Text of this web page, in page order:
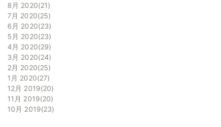
8月 2020 21
7月 2020 25
6月 2020 23
5月 2020 23
4月 2020 29
3月 2020 24
2月 2020 25
1月 2020 27
12月 2019 20
11月 2019 20
10月 2019 23